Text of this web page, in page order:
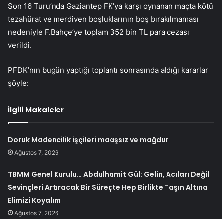
Son 16 Turu’nda Gaziantep FK’ya karşı oynanan maçta kötü
tezahürat ve merdiven boşluklarının boş bırakılmaması
nedeniyle F.Bahçe’ye toplam 352 bin TL para cezası
verildi.
PFDK’nın bugün yaptığı toplantı sonrasında aldığı kararlar
şöyle:
İlgili Makaleler
Doruk Madencilik işçileri maaşsız ve mağdur
Ağustos 7, 2026
TBMM Genel Kurulu… Abdulhamit Gül: Gelin, Acıları Değil
Sevinçleri Artıracak Bir Süreçte Hep Birlikte Taşın Altına
Elimizi Koyalım
Ağustos 7, 2026